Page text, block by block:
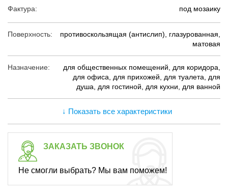
Фактура: под мозаику
Поверхность:
противоскользящая (антислип), глазурованная,
матовая
Назначение:
для общественных помещений, для коридора,
для офиса, для прихожей, для туалета, для
душа, для гостиной, для кухни, для ванной
↓ Показать все характеристики
ЗАКАЗАТЬ ЗВОНОК
Не смогли выбрать? Мы вам поможем!